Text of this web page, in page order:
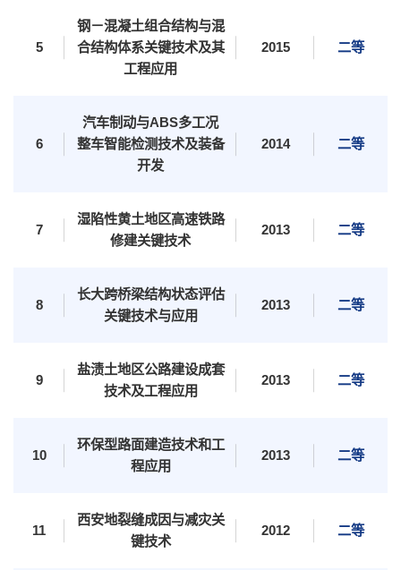
二级教授 黄大年式教师团队
研究生教育 国际教育
5
钢－混凝土组合结构与混
合结构体系关键技术及其
工程应用
2015 二等
6
汽车制动与ABS多工况
整车智能检测技术及装备
开发
2014 二等
7
湿陷性黄土地区高速铁路
修建关键技术
2013 二等
8
长大跨桥梁结构状态评估
关键技术与应用
2013 二等
9
盐渍土地区公路建设成套
技术及工程应用
2013 二等
10
环保型路面建造技术和工
程应用
2013 二等
11
西安地裂缝成因与减灾关
键技术
2012 二等